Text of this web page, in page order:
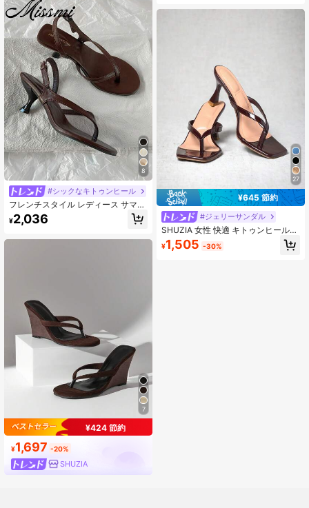
8
#シックなキトゥンヒール
フレンチスタイル レディース サマー
新作 トング ハイヒールサンダル 細
いヒール バックストラップ キトゥン
¥2,036
7
¥424 節約
¥1,697 -20%
SHUZIA
27
¥645 節約
#ジェリーサンダル
SHUZIA 女性 快適 キトゥンヒール
スクエアトゥ サンダル ブラック ヒ
ールサンダル
¥1,505 -30%